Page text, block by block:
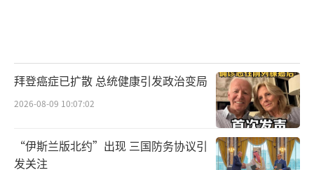
拜登癌症已扩散 总统健康引发政治变局
2026-08-09 10:07:02
“伊斯兰版北约”出现 三国防务协议引
发关注